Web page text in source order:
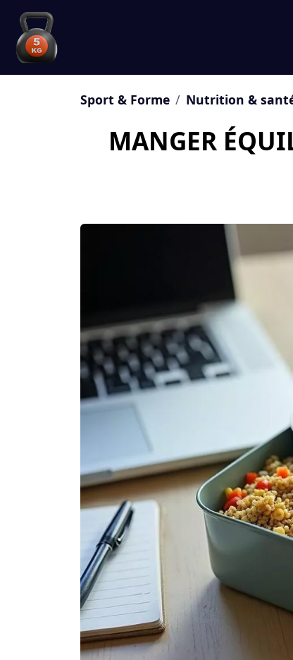
Sport & Forme Nutrition &
MANGER